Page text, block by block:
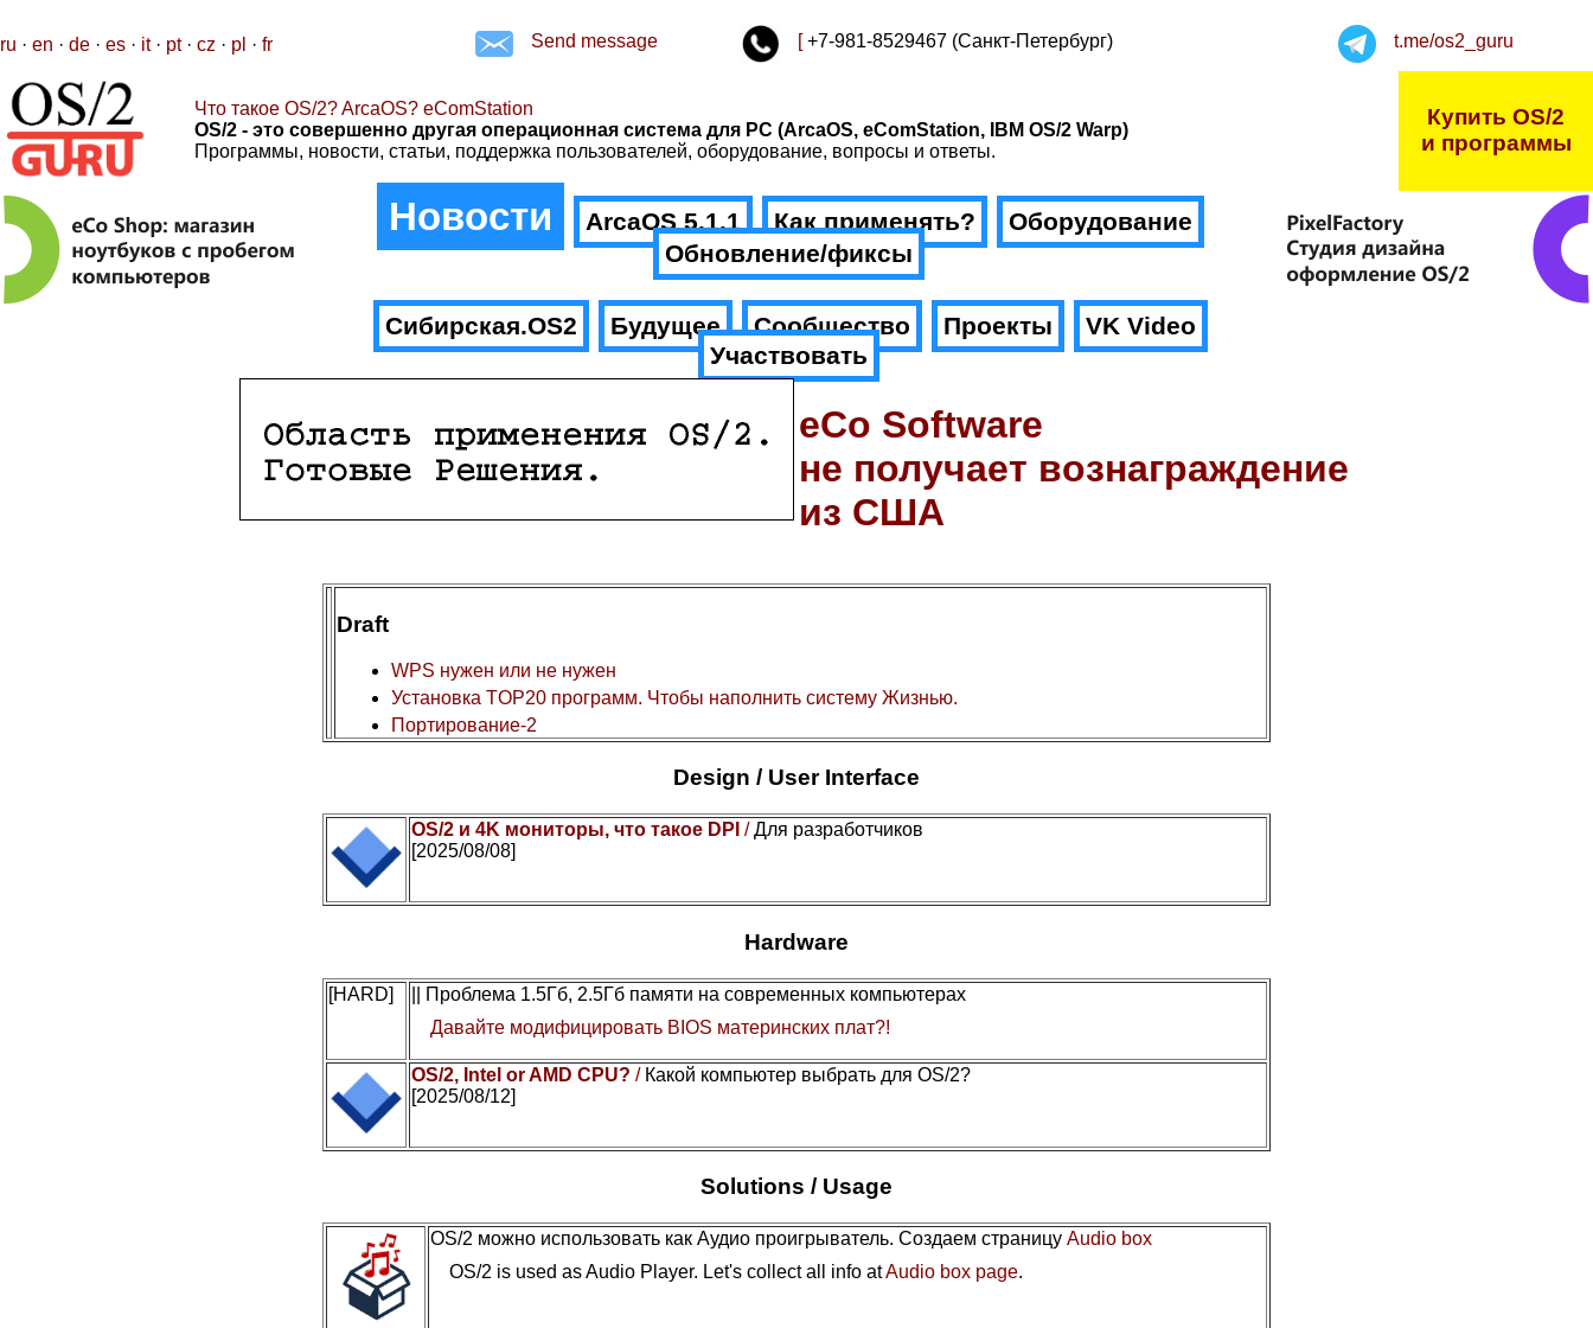
ru · en · de · es · it· pt· cz · pl · fr Send message [+7-981-8529467 (Санкт-Петербург) t.me/os2_guru
Что такое OS/2? ArcaOS? eComStation
OS/2 - это совершенно другая операционная система для PC (ArcaOS, eComStation, IBM OS/2 Warp)
Программы, новости, статьи, поддержка пользователей, оборудование, вопросы и ответы.
Купить OS/2
и программы
Новости ArcaOS 5.1.1 Как применять?
Оборудование
Обновление/фиксы
Сибирская.OS2 Будущее Сообщество Проекты
VK Video
Участвовать
eCo Software
не получает вознаграждение
из США
Draft
WPS нужен или не нужен
Установка TOP20 программ. Чтобы наполнить систему Жизнью.
Портирование-2
Design / User Interface
OS/2 и 4K мониторы, что такое DPI /Для разработчиков
[2025/08/08]
Hardware
[HARD]
|| Проблема 1.5Гб, 2.5Гб памяти на современных компьютерах
Давайте модифицировать BIOS материнских плат?!
OS/2, Intel or AMD CPU? / Какой компьютер выбрать для OS/2?
[2025/08/12]
Solutions / Usage
OS/2 можно использовать как Аудио проигрыватель. Создаем страницу Audio box
OS/2 is used as Audio Player. Let's collect all info atAudio box page.